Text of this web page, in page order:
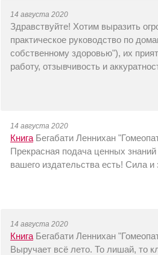
14 августа 2020
Здравствуйте! Хотим выразить
практическое руководство по
собственному здоровью"), их
работу, отзывчивость и
14 августа 2020
Книга Бегабати Леннихан
Прекрасная подача ценных
вашего издательства есть! Сила
14 августа 2020
Книга Бегабати Леннихан
Выручает всё лето. То лишай, то